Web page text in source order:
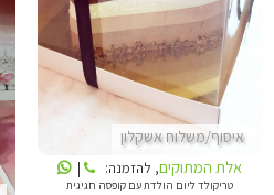
איסוף/משלוח אשקלון
אלת המתוקים, להזמנה: |
טריקולד ליום הולדת עם קופסה חגיגית